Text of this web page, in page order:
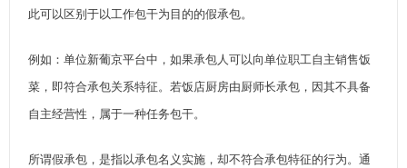
此可以区别于以工作包干为目的的假承包。
例如：单位新葡京平台中，如果承包人可以向单位职工自主销售饭
菜，即符合承包关系特征。若饭店厨房由厨师长承包，因其不具备
自主经营性，属于一种任务包干。
所谓假承包，是指以承包名义实施，却不符合承包特征的行为。通